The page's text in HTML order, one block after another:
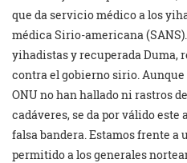
que da servicio médico a los
médica Sirio-americana
yihadistas y recuperada Duma,
contra el gobierno sirio.
ONU no han hallado ni rastros
cadáveres, se da por válido este
falsa bandera. Estamos frente a
permitido a los generales